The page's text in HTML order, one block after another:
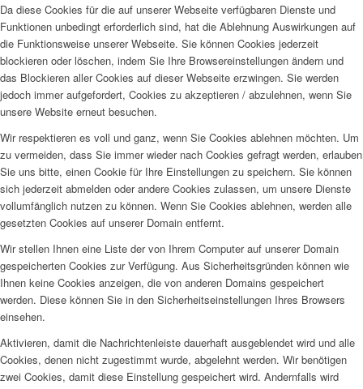
Da diese Cookies für die auf unserer Webseite verfügbaren Dienste und
Funktionen unbedingt erforderlich sind, hat die Ablehnung Auswirkungen auf
die Funktionsweise unserer Webseite. Sie können Cookies jederzeit
blockieren oder löschen, indem Sie Ihre Browsereinstellungen ändern und
das Blockieren aller Cookies auf dieser Webseite erzwingen. Sie werden
jedoch immer aufgefordert, Cookies zu akzeptieren / abzulehnen, wenn Sie
unsere Website erneut besuchen.
Wir respektieren es voll und ganz, wenn Sie Cookies ablehnen möchten. Um
zu vermeiden, dass Sie immer wieder nach Cookies gefragt werden, erlauben
Sie uns bitte, einen Cookie für Ihre Einstellungen zu speichern. Sie können
sich jederzeit abmelden oder andere Cookies zulassen, um unsere Dienste
vollumfänglich nutzen zu können. Wenn Sie Cookies ablehnen, werden alle
gesetzten Cookies auf unserer Domain entfernt.
Wir stellen Ihnen eine Liste der von Ihrem Computer auf unserer Domain
gespeicherten Cookies zur Verfügung. Aus Sicherheitsgründen können wie
Ihnen keine Cookies anzeigen, die von anderen Domains gespeichert
werden. Diese können Sie in den Sicherheitseinstellungen Ihres Browsers
einsehen.
Aktivieren, damit die Nachrichtenleiste dauerhaft ausgeblendet wird und alle
Cookies, denen nicht zugestimmt wurde, abgelehnt werden. Wir benötigen
zwei Cookies, damit diese Einstellung gespeichert wird. Andernfalls wird